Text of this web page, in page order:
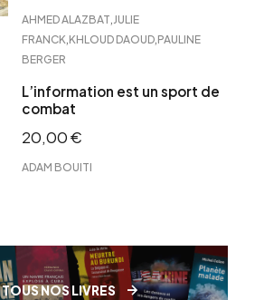
AHMED ALAZBAT JULIE
FRANCK KHLOUD DAOUD PAULINE
BERGER
L’information est un sport de
combat
20,00€
ADAM BOUITI
TOUS NOS LIVRES